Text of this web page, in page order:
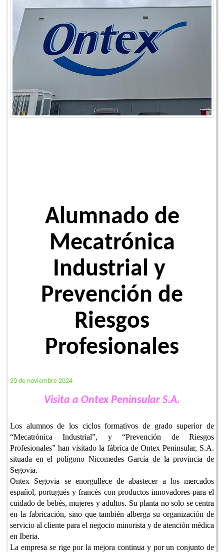
Alumnado de
Mecatrónica
Industrial y
Prevención de
Riesgos
Profesionales
20 de noviembre 2024
Visita a Ontex Peninsular S.A.
Los alumnos de los ciclos formativos de grado superior de
“Mecatrónica Industrial”, y “Prevención de Riesgos
Profesionales” han visitado la fábrica de Ontex Peninsular, S.A.
situada en el polígono Nicomedes García de la provincia de
Segovia.
Ontex Segovia se enorgullece de abastecer a los mercados
español, portugués y francés con productos innovadores para el
cuidado de bebés, mujeres y adultos. Su planta no solo se centra
en la fabricación, sino que también alberga su organización de
servicio al cliente para el negocio minorista y de atención médica
en Iberia.
La empresa se rige por la mejora continua y por un conjunto de